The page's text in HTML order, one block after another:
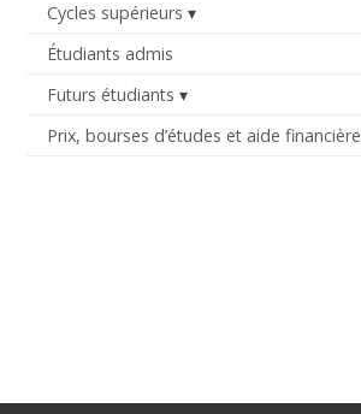
Cycles supérieurs
Étudiants admis
Futurs étudiants
Prix, bourses d’études et aide financière